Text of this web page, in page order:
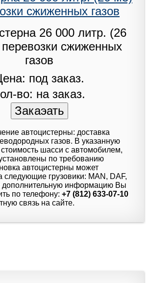
сжиженных газов
под заказ.
во: на заказ.
автоцистерны: доставка
газов. В указанную
шасси с автомобилем,
по требованию
автоцистерны может
следующие грузовики: MAN, DAF,
дополнительную информацию Вы
по телефону: +7 (812) 633-07-10
связь на сайте.